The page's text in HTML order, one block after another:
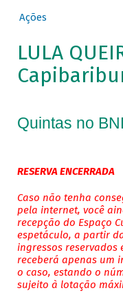
Ações
LULA
Quintas no
RESERVA ENCERRADA
Caso não tenha
pela internet, você
recepção do Espaço
espetáculo, a partir
ingressos reservados
receberá apenas um
o caso, estando o
sujeito à lotação